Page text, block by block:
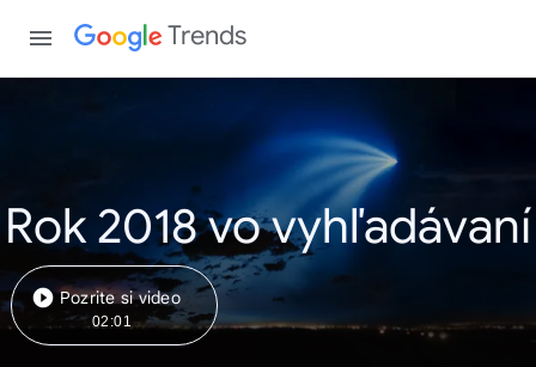
Trends
Rok 2018 vo vyhľadávaní
Pozrite si video
02:01